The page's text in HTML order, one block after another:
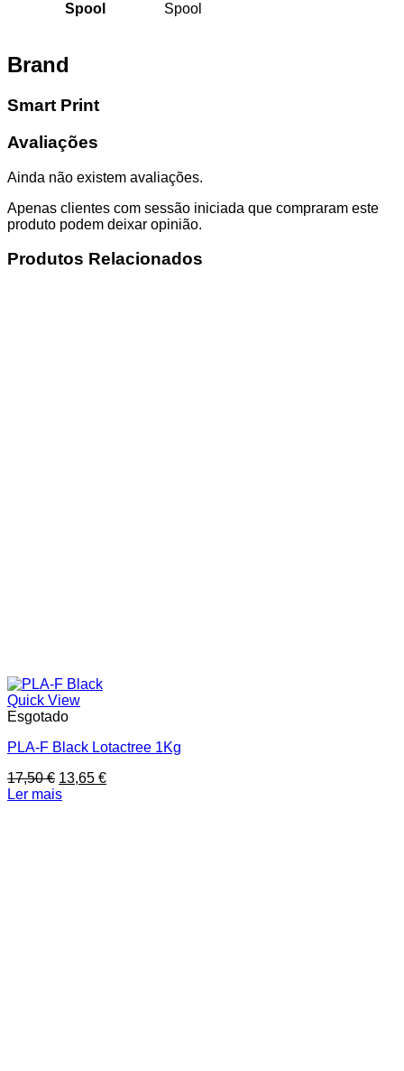
Spool Spool
Brand
Smart Print
Avaliações
Ainda não existem avaliações.
Apenas clientes com sessão iniciada que compraram este
produto podem deixar opinião.
Produtos Relacionados
Quick View
Esgotado
PLA-F Black Lotactree 1Kg
17,50€ O
preço
13,65 €O
Ler mais